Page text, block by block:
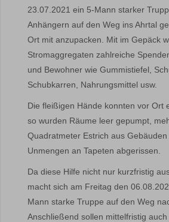
23.07.2021 ein 5-Mann starker
Anhängern auf den Weg ins Ahrtal
Ort mit anzupacken. Mit im Gepäck
Stromaggregaten zahlreiche
und Bewohner wie Gummistiefel,
Schubkarren, Nahrungsmittel usw.
Die fleißigen Hände konnten vor Ort
so wurden Räume leer gepumpt,
Quadratmeter Estrich aus
Unmengen an Tapeten abgerissen.
Da diese Hilfe nicht nur kurzfristig
macht sich am Freitag den
Mann starke Truppe auf den Weg
Anschließend sollen mittelfristig